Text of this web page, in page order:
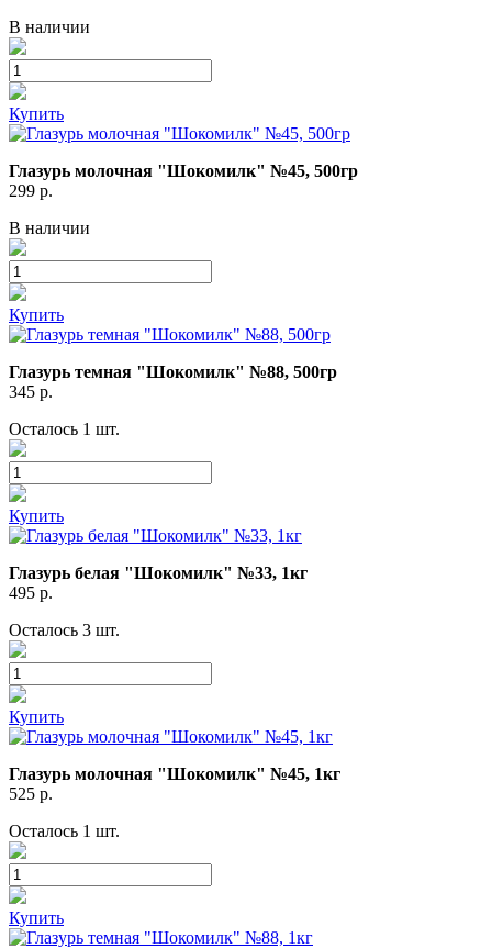
В наличии
Купить
Глазурь молочная "Шокомилк" №45, 500гр
299 р.
В наличии
Купить
Глазурь темная "Шокомилк" №88, 500гр
345 р.
Осталось 1 шт.
Купить
Глазурь белая "Шокомилк" №33, 1кг
495 р.
Осталось 3 шт.
Купить
Глазурь молочная "Шокомилк" №45, 1кг
525 р.
Осталось 1 шт.
Купить